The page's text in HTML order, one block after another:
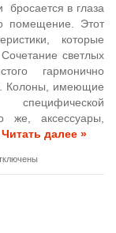
бросается в глаза
помещение. Этот
которые
светлых
гармонично
Колоны, имеющие
аксессуары,
Читать далее »